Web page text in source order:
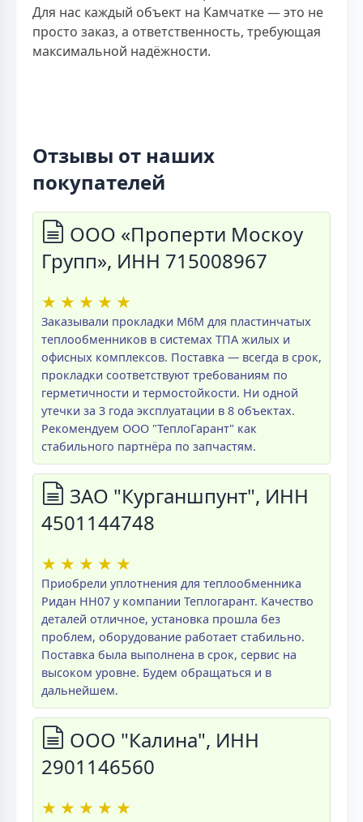
Для нас каждый объект на Камчатке — это не
просто заказ, а ответственность, требующая
максимальной надёжности.
Отзывы от наших
покупателей
ООО «Проперти Москоу
Групп», ИНН 715008967
★ ★ ★ ★ ★
Заказывали прокладки M6M для пластинчатых
теплообменников в системах ТПА жилых и
офисных комплексов. Поставка — всегда в срок,
прокладки соответствуют требованиям по
герметичности и термостойкости. Ни одной
утечки за 3 года эксплуатации в 8 объектах.
Рекомендуем ООО "ТеплоГарант" как
стабильного партнёра по запчастям.
ЗАО "Курганшпунт", ИНН
4501144748
★ ★ ★ ★ ★
Приобрели уплотнения для теплообменника
Ридан НН07 у компании Теплогарант. Качество
деталей отличное, установка прошла без
проблем, оборудование работает стабильно.
Поставка была выполнена в срок, сервис на
высоком уровне. Будем обращаться и в
дальнейшем.
ООО "Калина", ИНН
2901146560
★ ★ ★ ★ ★